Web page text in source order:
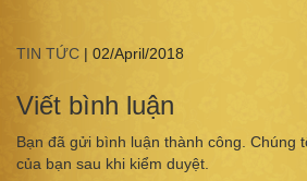
TIN TỨC | 02/April/2018
Viết bình luận
Bạn đã gửi bình luận thành công. Chúng
của bạn sau khi kiểm duyệt.